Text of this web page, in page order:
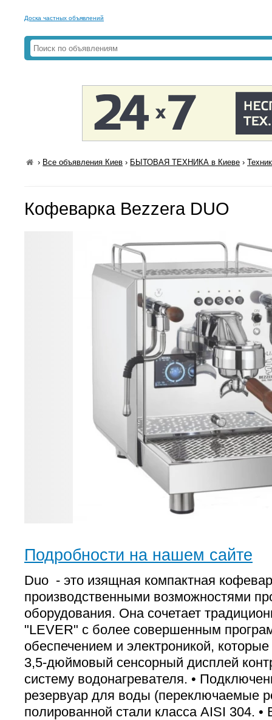
Доска частных объявлений
› Все объявления Киев › БЫТОВАЯ ТЕХНИКА в Киеве ›
Кофеварка Bezzera DUO
Подробности на нашем сайте
Duo - это изящная компактная
производственными возможностями
оборудования. Она сочетает
"LEVER" с более совершенным
обеспечением и электроникой,
3,5-дюймовый сенсорный дисплей
систему водонагревателя. •
резервуар для воды (переключаемые
полированной стали класса AISI 304. •